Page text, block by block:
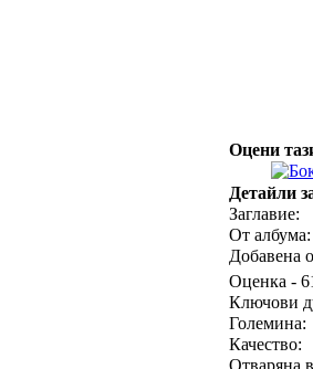
Оцени
Детайли
Заглавие:
От албума:
Добавена
Оценка -
Ключови
Големина:
Качество:
Отваряна